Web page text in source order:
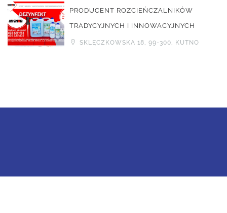
PRODUCENT ROZCIEŃCZALNIKÓW
TRADYCYJNYCH I INNOWACYJNYCH
SKLĘCZKOWSKA 18, 99-300, KUTNO